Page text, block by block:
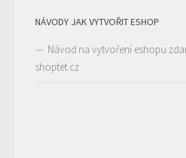
NÁVODY JAK VYTVOŘIT ESHOP
Návod na vytvoření eshopu
shoptet.cz